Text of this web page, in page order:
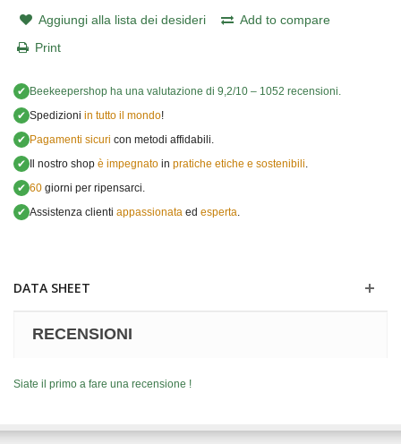
Aggiungi alla lista dei desideri
Add to compare
Print
✔ Beekeepershop ha una valutazione di 9,2/10 – 1052 recensioni.
✔ Spedizioni in tutto il mondo!
✔ Pagamenti sicuri con metodi affidabili.
✔ Il nostro shop è impegnato in pratiche etiche e sostenibili
✔ 60 giorni per ripensarci.
✔ Assistenza clienti appassionata ed esperta
DATA SHEET
RECENSIONI
Siate il primo a fare una recensione !